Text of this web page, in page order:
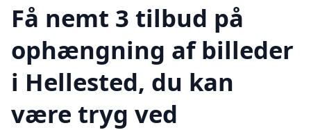
Få nemt 3 tilbud på
ophængning af billeder
i Hellested, du kan
være tryg ved